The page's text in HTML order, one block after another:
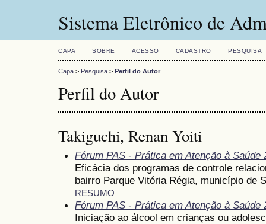
Sistema Eletrônico de
CAPA SOBRE ACESSO CADASTRO PESQUISA
Capa > Pesquisa > Perfil do Autor
Perfil do Autor
Takiguchi, Renan Yoiti
Fórum PAS - Prática em Atenção à Saúde
Eficácia dos programas de controle
bairro Parque Vitória Régia, município de
RESUMO
Fórum PAS - Prática em Atenção à Saúde
Iniciação ao álcool em crianças ou